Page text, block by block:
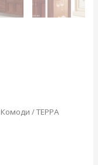
Комоди / ТЕРРА